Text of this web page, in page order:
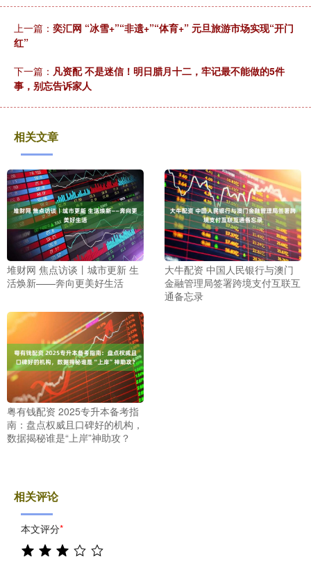
上一篇： 奕汇网 “冰雪+”“非遗+”“体育+” 元旦旅游市场实现“开门
红”
下一篇： 凡资配 不是迷信！明日腊月十二，牢记最不能做的5件
事，别忘告诉家人
相关文章
堆财网 焦点访谈丨城市更新 生
活焕新——奔向更美好生活
大牛配资 中国人民银行与澳门
金融管理局签署跨境支付互联互
通备忘录
粤有钱配资 2025专升本备考指
南：盘点权威且口碑好的机构，
数据揭秘谁是“上岸”神助攻？
相关评论
本文评分*